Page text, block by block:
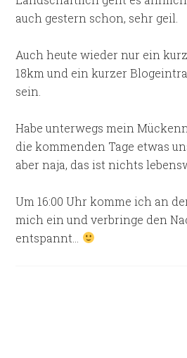
auch gestern schon, sehr geil.
Auch heute wieder nur ein
18km und ein kurzer
sein.
Habe unterwegs mein
die kommenden Tage etwas
aber naja, das ist nichts
Um 16:00 Uhr komme ich an
mich ein und verbringe den
entspannt…